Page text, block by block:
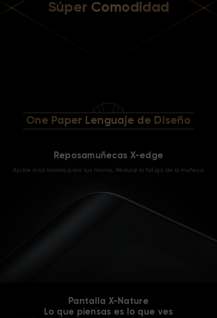
Súper Comodidad
One Paper Lenguaje de Diseño
Reposamuñecas X-edge
Ajuste a los bordes para sus manos. Reduce la fatiga de la muñeca
Pantalla X-Nature
Lo que piensas es lo que ves